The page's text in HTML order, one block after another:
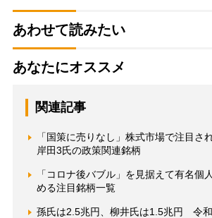
あわせて読みたい
あなたにオススメ
関連記事
「国策に売りなし」株式市場で注目さ
岸田3氏の政策関連銘柄
「コロナ後バブル」を見据えて有名個
める注目銘柄一覧
孫氏は2.5兆円、柳井氏は1.5兆円 令